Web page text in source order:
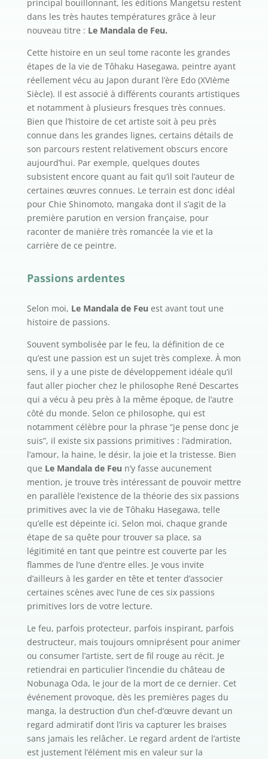
principal bouillonnant, les éditions Mangetsu restent
dans les très hautes températures grâce à leur
nouveau titre : Le Mandala de Feu.
Cette histoire en un seul tome raconte les grandes
étapes de la vie de Tôhaku Hasegawa, peintre ayant
réellement vécu au Japon durant l’ère Edo (XVIème
Siècle). Il est associé à différents courants artistiques
et notamment à plusieurs fresques très connues.
Bien que l’histoire de cet artiste soit à peu près
connue dans les grandes lignes, certains détails de
son parcours restent relativement obscurs encore
aujourd’hui. Par exemple, quelques doutes
subsistent encore quant au fait qu’il soit l’auteur de
certaines œuvres connues. Le terrain est donc idéal
pour Chie Shinomoto, mangaka dont il s’agit de la
première parution en version française, pour
raconter de manière très romancée la vie et la
carrière de ce peintre.
Passions ardentes
Selon moi, Le Mandala de Feu est avant tout une
histoire de passions.
Souvent symbolisée par le feu, la définition de ce
qu’est une passion est un sujet très complexe. À mon
sens, il y a une piste de développement idéale qu’il
faut aller piocher chez le philosophe René Descartes
qui a vécu à peu près à la même époque, de l’autre
côté du monde. Selon ce philosophe, qui est
notamment célèbre pour la phrase “je pense donc je
suis”, il existe six passions primitives : l’admiration,
l’amour, la haine, le désir, la joie et la tristesse. Bien
que Le Mandala de Feu n’y fasse aucunement
mention, je trouve très intéressant de pouvoir mettre
en parallèle l’existence de la théorie des six passions
primitives avec la vie de Tôhaku Hasegawa, telle
qu’elle est dépeinte ici. Selon moi, chaque grande
étape de sa quête pour trouver sa place, sa
légitimité en tant que peintre est couverte par les
flammes de l’une d’entre elles. Je vous invite
d’ailleurs à les garder en tête et tenter d’associer
certaines scènes avec l’une de ces six passions
primitives lors de votre lecture.
Le feu, parfois protecteur, parfois inspirant, parfois
destructeur, mais toujours omniprésent pour animer
ou consumer l’artiste, sert de fil rouge au récit. Je
retiendrai en particulier l’incendie du château de
Nobunaga Oda, le jour de la mort de ce dernier. Cet
événement provoque, dès les premières pages du
manga, la destruction d’un chef-d’œuvre devant un
regard admiratif dont l’iris va capturer les braises
sans jamais les relâcher. Le regard ardent de l’artiste
est justement l’élément mis en valeur sur la